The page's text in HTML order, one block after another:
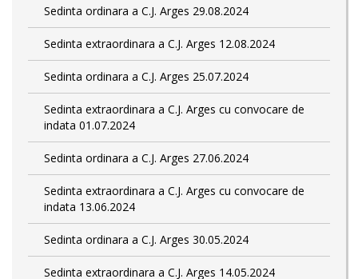
Sedinta ordinara a C.J. Arges 29.08.2024
Sedinta extraordinara a C.J. Arges 12.08.2024
Sedinta ordinara a C.J. Arges 25.07.2024
Sedinta extraordinara a C.J. Arges cu convocare de
indata 01.07.2024
Sedinta ordinara a C.J. Arges 27.06.2024
Sedinta extraordinara a C.J. Arges cu convocare de
indata 13.06.2024
Sedinta ordinara a C.J. Arges 30.05.2024
Sedinta extraordinara a C.J. Arges 14.05.2024